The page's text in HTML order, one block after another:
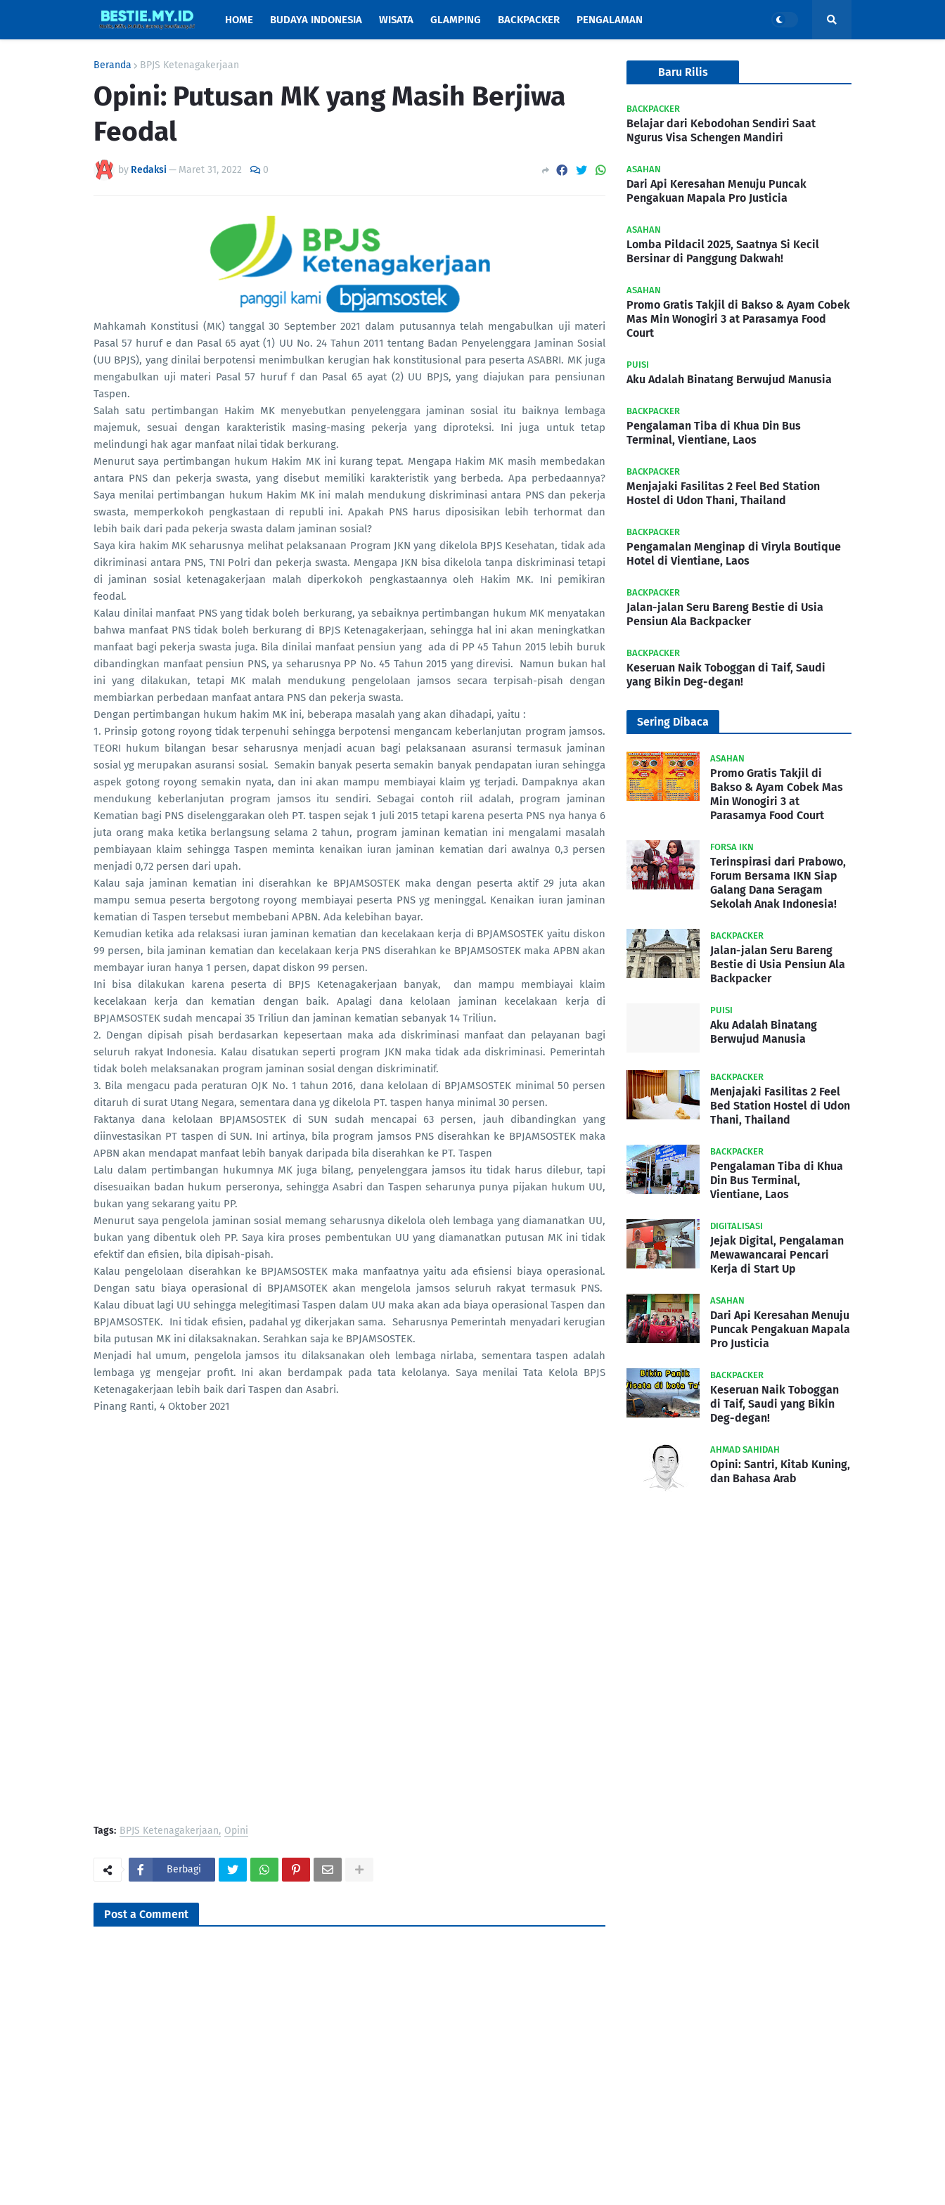
HOME BUDAYA INDONESIA WISATA GLAMPING BACKPACKER PENGALAMAN
Beranda BPJS Ketenagakerjaan
Opini: Putusan MK yang Masih Berjiwa
Feodal
by Redaksi — Maret 31, 2022 0
Mahkamah Konstitusi (MK) tanggal 30 September 2021 dalam putusannya telah mengabulkan uji materi
Pasal 57 huruf e dan Pasal 65 ayat (1) UU No. 24 Tahun 2011 tentang Badan Penyelenggara Jaminan Sosial
(UU BPJS), yang dinilai berpotensi menimbulkan kerugian hak konstitusional para peserta ASABRI. MK juga
mengabulkan uji materi Pasal 57 huruf f dan Pasal 65 ayat (2) UU BPJS, yang diajukan para pensiunan
Taspen.
Salah satu pertimbangan Hakim MK menyebutkan penyelenggara jaminan sosial itu baiknya lembaga
majemuk, sesuai dengan karakteristik masing-masing pekerja yang diproteksi. Ini juga untuk tetap
melindungi hak agar manfaat nilai tidak berkurang.
Menurut saya pertimbangan hukum Hakim MK ini kurang tepat. Mengapa Hakim MK masih membedakan
antara PNS dan pekerja swasta, yang disebut memiliki karakteristik yang berbeda. Apa perbedaannya?
Saya menilai pertimbangan hukum Hakim MK ini malah mendukung diskriminasi antara PNS dan pekerja
swasta, memperkokoh pengkastaan di republi ini. Apakah PNS harus diposisikan lebih terhormat dan
lebih baik dari pada pekerja swasta dalam jaminan sosial?
Saya kira hakim MK seharusnya melihat pelaksanaan Program JKN yang dikelola BPJS Kesehatan, tidak ada
dikriminasi antara PNS, TNI Polri dan pekerja swasta. Mengapa JKN bisa dikelola tanpa diskriminasi tetapi
di jaminan sosial ketenagakerjaan malah diperkokoh pengkastaannya oleh Hakim MK. Ini pemikiran
feodal.
Kalau dinilai manfaat PNS yang tidak boleh berkurang, ya sebaiknya pertimbangan hukum MK menyatakan
bahwa manfaat PNS tidak boleh berkurang di BPJS Ketenagakerjaan, sehingga hal ini akan meningkatkan
manfaat bagi pekerja swasta juga. Bila dinilai manfaat pensiun yang ada di PP 45 Tahun 2015 lebih buruk
dibandingkan manfaat pensiun PNS, ya seharusnya PP No. 45 Tahun 2015 yang direvisi. Namun bukan hal
ini yang dilakukan, tetapi MK malah mendukung pengelolaan jamsos secara terpisah-pisah dengan
membiarkan perbedaan manfaat antara PNS dan pekerja swasta.
Dengan pertimbangan hukum hakim MK ini, beberapa masalah yang akan dihadapi, yaitu :
1. Prinsip gotong royong tidak terpenuhi sehingga berpotensi mengancam keberlanjutan program jamsos.
TEORI hukum bilangan besar seharusnya menjadi acuan bagi pelaksanaan asuransi termasuk jaminan
sosial yg merupakan asuransi sosial. Semakin banyak peserta semakin banyak pendapatan iuran sehingga
aspek gotong royong semakin nyata, dan ini akan mampu membiayai klaim yg terjadi. Dampaknya akan
mendukung keberlanjutan program jamsos itu sendiri. Sebagai contoh riil adalah, program jaminan
Kematian bagi PNS diselenggarakan oleh PT. taspen sejak 1 juli 2015 tetapi karena peserta PNS nya hanya 6
juta orang maka ketika berlangsung selama 2 tahun, program jaminan kematian ini mengalami masalah
pembiayaan klaim sehingga Taspen meminta kenaikan iuran jaminan kematian dari awalnya 0,3 persen
menjadi 0,72 persen dari upah.
Kalau saja jaminan kematian ini diserahkan ke BPJAMSOSTEK maka dengan peserta aktif 29 juta akan
mampu semua peserta bergotong royong membiayai peserta PNS yg meninggal. Kenaikan iuran jaminan
kematian di Taspen tersebut membebani APBN. Ada kelebihan bayar.
Kemudian ketika ada relaksasi iuran jaminan kematian dan kecelakaan kerja di BPJAMSOSTEK yaitu diskon
99 persen, bila jaminan kematian dan kecelakaan kerja PNS diserahkan ke BPJAMSOSTEK maka APBN akan
membayar iuran hanya 1 persen, dapat diskon 99 persen.
Ini bisa dilakukan karena peserta di BPJS Ketenagakerjaan banyak, dan mampu membiayai klaim
kecelakaan kerja dan kematian dengan baik. Apalagi dana kelolaan jaminan kecelakaan kerja di
BPJAMSOSTEK sudah mencapai 35 Triliun dan jaminan kematian sebanyak 14 Triliun.
2. Dengan dipisah pisah berdasarkan kepesertaan maka ada diskriminasi manfaat dan pelayanan bagi
seluruh rakyat Indonesia. Kalau disatukan seperti program JKN maka tidak ada diskriminasi. Pemerintah
tidak boleh melaksanakan program jaminan sosial dengan diskriminatif.
3. Bila mengacu pada peraturan OJK No. 1 tahun 2016, dana kelolaan di BPJAMSOSTEK minimal 50 persen
ditaruh di surat Utang Negara, sementara dana yg dikelola PT. taspen hanya minimal 30 persen.
Faktanya dana kelolaan BPJAMSOSTEK di SUN sudah mencapai 63 persen, jauh dibandingkan yang
diinvestasikan PT taspen di SUN. Ini artinya, bila program jamsos PNS diserahkan ke BPJAMSOSTEK maka
APBN akan mendapat manfaat lebih banyak daripada bila diserahkan ke PT. Taspen
Lalu dalam pertimbangan hukumnya MK juga bilang, penyelenggara jamsos itu tidak harus dilebur, tapi
disesuaikan badan hukum perseronya, sehingga Asabri dan Taspen seharunya punya pijakan hukum UU,
bukan yang sekarang yaitu PP.
Menurut saya pengelola jaminan sosial memang seharusnya dikelola oleh lembaga yang diamanatkan UU,
bukan yang dibentuk oleh PP. Saya kira proses pembentukan UU yang diamanatkan putusan MK ini tidak
efektif dan efisien, bila dipisah-pisah.
Kalau pengelolaan diserahkan ke BPJAMSOSTEK maka manfaatnya yaitu ada efisiensi biaya operasional.
Dengan satu biaya operasional di BPJAMSOTEK akan mengelola jamsos seluruh rakyat termasuk PNS.
Kalau dibuat lagi UU sehingga melegitimasi Taspen dalam UU maka akan ada biaya operasional Taspen dan
BPJAMSOSTEK. Ini tidak efisien, padahal yg dikerjakan sama. Seharusnya Pemerintah menyadari kerugian
bila putusan MK ini dilaksaknakan. Serahkan saja ke BPJAMSOSTEK.
Menjadi hal umum, pengelola jamsos itu dilaksanakan oleh lembaga nirlaba, sementara taspen adalah
lembaga yg mengejar profit. Ini akan berdampak pada tata kelolanya. Saya menilai Tata Kelola BPJS
Ketenagakerjaan lebih baik dari Taspen dan Asabri.
Pinang Ranti, 4 Oktober 2021
Tags: BPJS Ketenagakerjaan Opini
Berbagi
Post a Comment
Baru Rilis
BACKPACKER
Belajar dari Kebodohan Sendiri Saat
Ngurus Visa Schengen Mandiri
ASAHAN
Dari Api Keresahan Menuju Puncak
Pengakuan Mapala Pro Justicia
ASAHAN
Lomba Pildacil 2025, Saatnya Si Kecil
Bersinar di Panggung Dakwah!
ASAHAN
Promo Gratis Takjil di Bakso & Ayam Cobek
Mas Min Wonogiri 3 at Parasamya Food
Court
PUISI
Aku Adalah Binatang Berwujud Manusia
BACKPACKER
Pengalaman Tiba di Khua Din Bus
Terminal, Vientiane, Laos
BACKPACKER
Menjajaki Fasilitas 2 Feel Bed Station
Hostel di Udon Thani, Thailand
BACKPACKER
Pengamalan Menginap di Viryla Boutique
Hotel di Vientiane, Laos
BACKPACKER
Jalan-jalan Seru Bareng Bestie di Usia
Pensiun Ala Backpacker
BACKPACKER
Keseruan Naik Toboggan di Taif, Saudi
yang Bikin Deg-degan!
Sering Dibaca
ASAHAN
Promo Gratis Takjil di
Bakso & Ayam Cobek Mas
Min Wonogiri 3 at
Parasamya Food Court
FORSA IKN
Terinspirasi dari Prabowo,
Forum Bersama IKN Siap
Galang Dana Seragam
Sekolah Anak Indonesia!
BACKPACKER
Jalan-jalan Seru Bareng
Bestie di Usia Pensiun Ala
Backpacker
PUISI
Aku Adalah Binatang
Berwujud Manusia
BACKPACKER
Menjajaki Fasilitas 2 Feel
Bed Station Hostel di Udon
Thani, Thailand
BACKPACKER
Pengalaman Tiba di Khua
Din Bus Terminal,
Vientiane, Laos
DIGITALISASI
Jejak Digital, Pengalaman
Mewawancarai Pencari
Kerja di Start Up
ASAHAN
Dari Api Keresahan Menuju
Puncak Pengakuan Mapala
Pro Justicia
BACKPACKER
Keseruan Naik Toboggan
di Taif, Saudi yang Bikin
Deg-degan!
AHMAD SAHIDAH
Opini: Santri, Kitab Kuning,
dan Bahasa Arab